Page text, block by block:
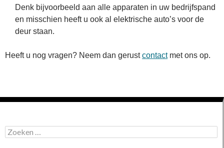
Denk bijvoorbeeld aan alle apparaten in uw bedrijfspand
en misschien heeft u ook al elektrische auto’s voor de
deur staan.
Heeft u nog vragen? Neem dan gerustcontactmet ons op.
Zoeken
naar: